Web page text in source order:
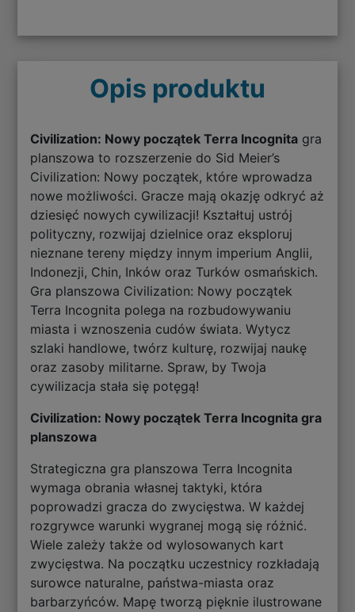
Opis produktu
Civilization: Nowy początek Terra Incognita gra
planszowa to rozszerzenie do Sid Meier’s
Civilization: Nowy początek, które wprowadza
nowe możliwości. Gracze mają okazję odkryć aż
dziesięć nowych cywilizacji! Kształtuj ustrój
polityczny, rozwijaj dzielnice oraz eksploruj
nieznane tereny między innym imperium Anglii,
Indonezji, Chin, Inków oraz Turków osmańskich.
Gra planszowa Civilization: Nowy początek
Terra Incognita polega na rozbudowywaniu
miasta i wznoszenia cudów świata. Wytycz
szlaki handlowe, twórz kulturę, rozwijaj naukę
oraz zasoby militarne. Spraw, by Twoja
cywilizacja stała się potęgą!
Civilization: Nowy początek Terra Incognita gra
planszowa
Strategiczna gra planszowa Terra Incognita
wymaga obrania własnej taktyki, która
poprowadzi gracza do zwycięstwa. W każdej
rozgrywce warunki wygranej mogą się różnić.
Wiele zależy także od wylosowanych kart
zwycięstwa. Na początku uczestnicy rozkładają
surowce naturalne, państwa-miasta oraz
barbarzyńców. Mapę tworzą pięknie ilustrowane